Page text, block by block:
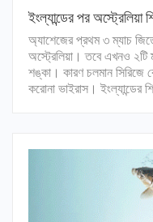
ইংল্যান্ডের পর অস্ট্রেলিয়া
অ্যাশেজের প্রথম ৩ ম্যাচ
অস্ট্রেলিয়া। তবে এখনও ২টি
শঙ্কা। কারণ চলমান সিরিজে
করোনা ভাইরাস। ইংল্যান্ডের